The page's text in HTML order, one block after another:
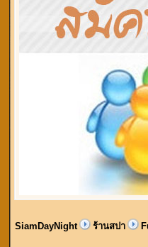
SiamDayNight ร้านสปา